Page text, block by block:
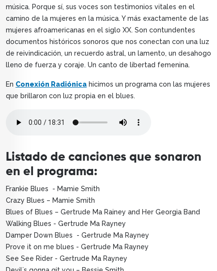
música. Porque sí, sus voces son testimonios vitales en el
camino de la mujeres en la música. Y más exactamente de las
mujeres afroamericanas en el siglo XX. Son contundentes
documentos históricos sonoros que nos conectan con una luz
de reivindicación, un recuerdo astral, un lamento, un desahogo
lleno de fuerza y coraje. Un canto de libertad femenina.
En Conexión Radiónica hicimos un programa con las mujeres
que brillaron con luz propia en el blues.
Listado de canciones que sonaron
en el programa:
Frankie Blues - Mamie Smith
Crazy Blues – Mamie Smith
Blues of Blues – Gertrude Ma Rainey and Her Georgia Band
Walking Blues - Gertrude Ma Rayney
Damper Down Blues - Gertrude Ma Rayney
Prove it on me blues - Gertrude Ma Rayney
See See Rider - Gertrude Ma Rayney